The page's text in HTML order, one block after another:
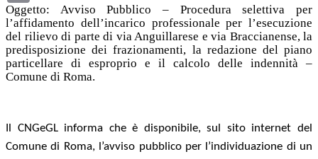
Oggetto: Avviso Pubblico – Procedura selettiva per
l’affidamento dell’incarico professionale per l’esecuzione
del rilievo di parte di via Anguillarese e via Braccianense, la
predisposizione dei frazionamenti, la redazione del piano
particellare di esproprio e il calcolo delle indennità –
Comune di Roma.
Il CNGeGL informa che è disponibile, sul sito internet del
Comune di Roma, l’avviso pubblico per l’individuazione di un